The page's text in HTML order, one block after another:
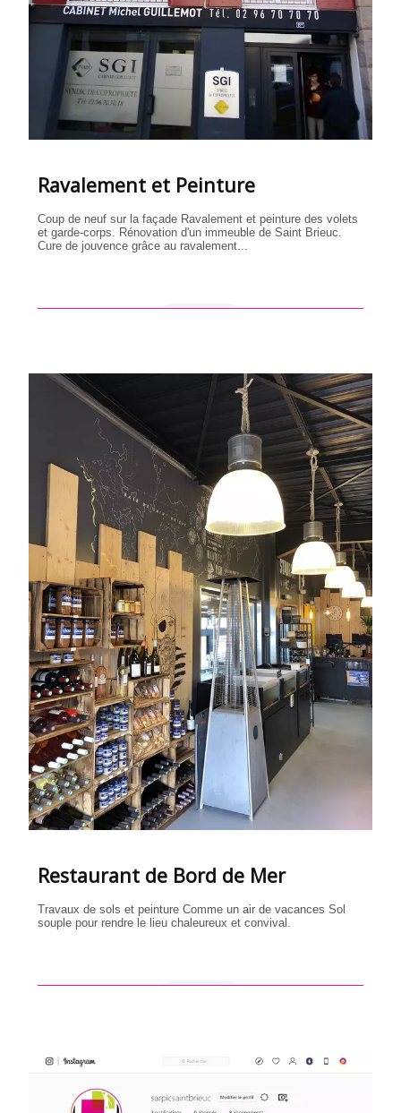
Ravalement et Peinture
Coup de neuf sur la façade Ravalement et peinture des volets
et garde-corps. Rénovation d'un immeuble de Saint Brieuc.
Cure de jouvence grâce au ravalement...
Restaurant de Bord de Mer
Travaux de sols et peinture Comme un air de vacances Sol
souple pour rendre le lieu chaleureux et convival.